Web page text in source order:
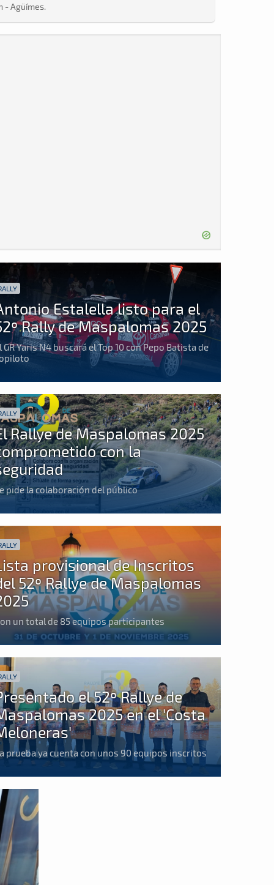
- Agüímes.
Estalella listo para el
Rally de Maspalomas 2025
GR Yaris N4 buscará el Top 10 con Pepo Batista de
Rallye de Maspalomas 2025
con la
pide la colaboración del público
provisional de Inscritos
52º Rallye de Maspalomas
un total de 85 equipos participantes
el 52º Rallye de
2025 en el 'Costa
prueba ya cuenta con unos 90 equipos inscritos